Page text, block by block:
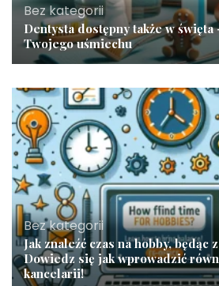
Bez kategorii
Dentysta dostępny także w
Twojego uśmiechu
Bez kategorii
Jak znaleźć czas na hobby, będąc
Dowiedz się jak wprowadzić
kancelarii!